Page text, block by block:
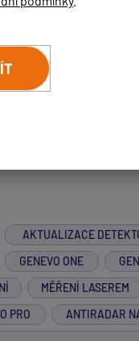
přehled, se můžete
v ČR spolehlivě
AKTUALIZACE
GENEVO ONE
MĚŘENÍ LASEREM
PRO ANTIRADAR